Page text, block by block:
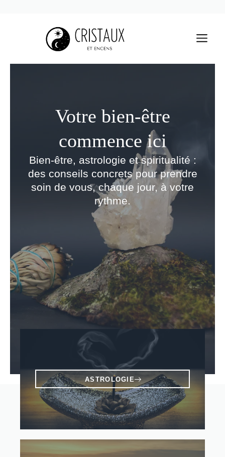
Votre bien-être
commence ici
Bien-être, astrologie et spiritualité :
des conseils concrets pour prendre
soin de vous, chaque jour, à votre
rythme.
ASTROLOGIE